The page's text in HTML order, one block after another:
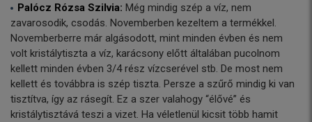
Palócz Rózsa Szilvia: Még mindig szép a víz, nem
zavarosodik, csodás. Novemberben kezeltem a termékkel.
Novemberberre már algásodott, mint minden évben és nem
volt kristálytiszta a víz, karácsony előtt általában pucolnom
kellett minden évben 3/4 rész vízcserével stb. De most nem
kellett és továbbra is szép tiszta. Persze a szűrő mindig ki van
tisztítva, így az rásegít. Ez a szer valahogy “élővé” és
kristálytisztává teszi a vizet. Ha véletlenül kicsit több hamit